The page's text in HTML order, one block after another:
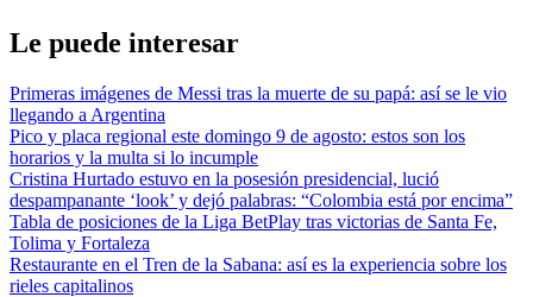
Le puede interesar
Primeras imágenes de Messi tras la muerte de su papá: así se le vio
llegando a Argentina
Pico y placa regional este domingo 9 de agosto: estos son los
horarios y la multa si lo incumple
Cristina Hurtado estuvo en la posesión presidencial, lució
despampanante ‘look’ y dejó palabras: “Colombia está por encima”
Tabla de posiciones de la Liga BetPlay tras victorias de Santa Fe,
Tolima y Fortaleza
Restaurante en el Tren de la Sabana: así es la experiencia sobre los
rieles capitalinos